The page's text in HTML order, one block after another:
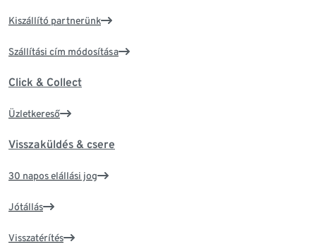
Kiszállító partnerünk
Szállítási cím módosítása
Click & Collect
Üzletkereső
Visszaküldés & csere
30 napos elállási jog
Jótállás
Visszatérítés